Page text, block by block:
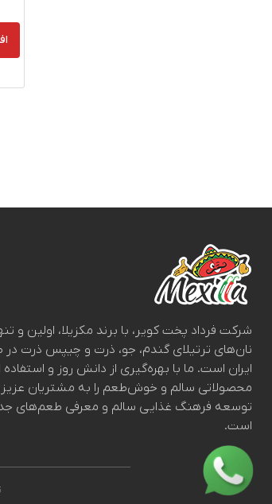
شرکت فرداد پخت کویر، با برند مکزیلا، اولین و
نان‌های ترتیلای گندم، جو، ذرت و چیپس ذرت
ایران است. ما با بهره‌گیری از دانش روز و استفاده
محصولاتی سالم و خوش‌طعم را به مشتریان
توسعه فرهنگ غذایی سالم و معرفی طعم‌های
است.